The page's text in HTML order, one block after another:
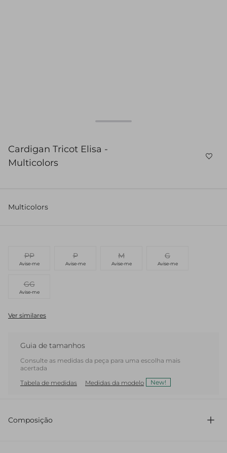
Cardigan Tricot Elisa -
Multicolors
Multicolors
PP
Avise-me
P
Avise-me
M
Avise-me
G
Avise-me
GG
Avise-me
Ver similares
Guia de tamanhos
Consulte as medidas da peça para uma escolha mais
acertada
Tabela de medidas
Medidas da modelo New!
Composição